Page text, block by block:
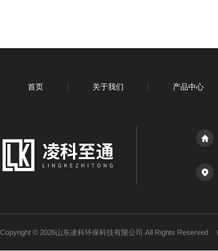
首页 关于我们 产品中心
Copyright © 2026山东凌科环保科技有限公司 All Rights Reserved